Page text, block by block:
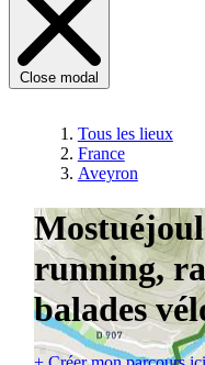
Close modal
Tous les lieux
France
Aveyron
running,
balades